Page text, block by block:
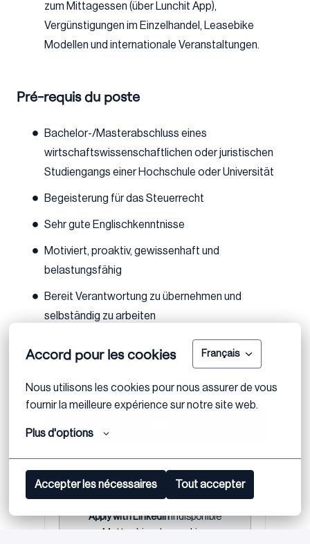
Accord pour les cookies Français
Nous utilisons les cookies pour nous assurer de vous
fournir la meilleure expérience sur notre site web.
Plus d'options
Accepter les nécessaires Tout accepter
zum Mittagessen (über Lunchit App),
Vergünstigungen im Einzelhandel, Leasebike
Modellen und internationale Veranstaltungen.
Pré-requis du poste
Bachelor-/Masterabschluss eines
wirtschaftswissenschaftlichen oder juristischen
Studiengangs einer Hochschule oder Universität
Begeisterung für das Steuerrecht
Sehr gute Englischkenntnisse
Motiviert, proaktiv, gewissenhaft und
belastungsfähig
Bereit Verantwortung zu übernehmen und
selbständig zu arbeiten
Praktika und/oder Berufserfahrungen in der
Wirtschaftsprüfung, Rechts oder Steuerberatung
Apply with Linkedinindisponible